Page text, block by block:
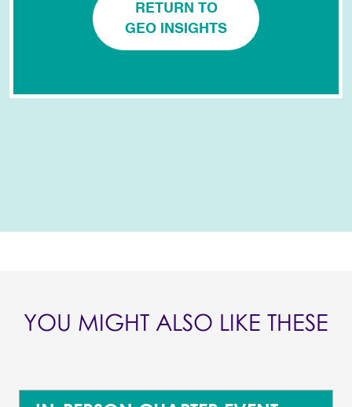
RETURN TO
GEO INSIGHTS
YOU MIGHT ALSO LIKE THESE